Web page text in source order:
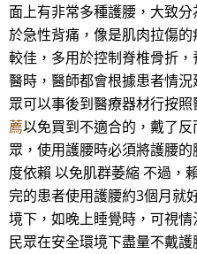
面上有非常多種護腰，大致
於急性背痛，像是肌肉拉傷
較佳，多用於控制脊椎骨折
醫時，醫師都會根據患者情
眾可以事後到醫療器材行按照
薦以免買到不適合的，戴了
眾，使用護腰時必須將護腰
度依賴 以免肌群萎縮 不過，
完的患者使用護腰約3個月就
境下，如晚上睡覺時，可視
民眾在安全環境下盡量不戴